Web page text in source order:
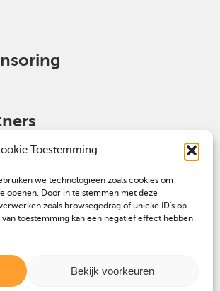
Toestemming
we technologieën zoals cookies om
openen. Door in te stemmen met deze
zoals browsegedrag of unieke ID's op
toestemming kan een negatief effect hebben
Bekijk voorkeuren
aanmelden